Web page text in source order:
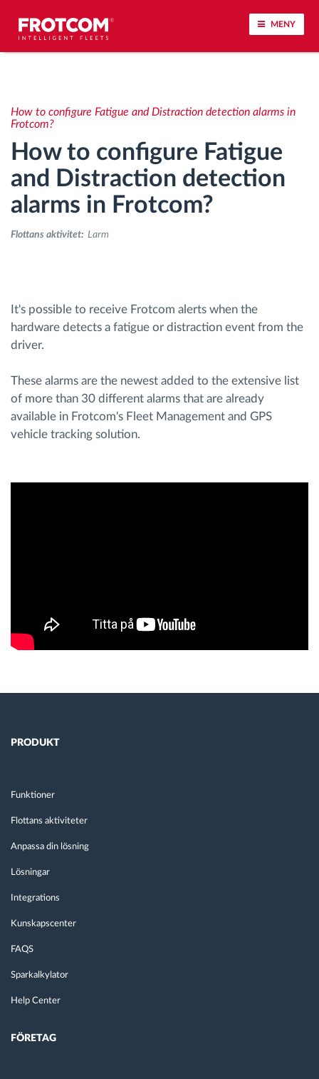
MENY
Körbeteende analys
Körtidsövervakning
Workforce management
järrstyrd nedladdning från färdskrivare
Bränslehantering
Automatisk förare identifiering
Upptäck alla funktioner
How to configure Fatigue and Distraction detection alarms in
Frotcom?
How to configure Fatigue
and Distraction detection
alarms in Frotcom?
Flottans aktivitet: Larm
It's possible to receive Frotcom alerts when the
hardware detects a fatigue or distraction event from the
driver.
These alarms are the newest added to the extensive list
of more than 30 different alarms that are already
available in Frotcom's Fleet Management and GPS
vehicle tracking solution.
PRODUKT
Funktioner
Flottans aktiviteter
Anpassa din lösning
Lösningar
Integrations
Kunskapscenter
FAQS
Sparkalkylator
Help Center
FÖRETAG